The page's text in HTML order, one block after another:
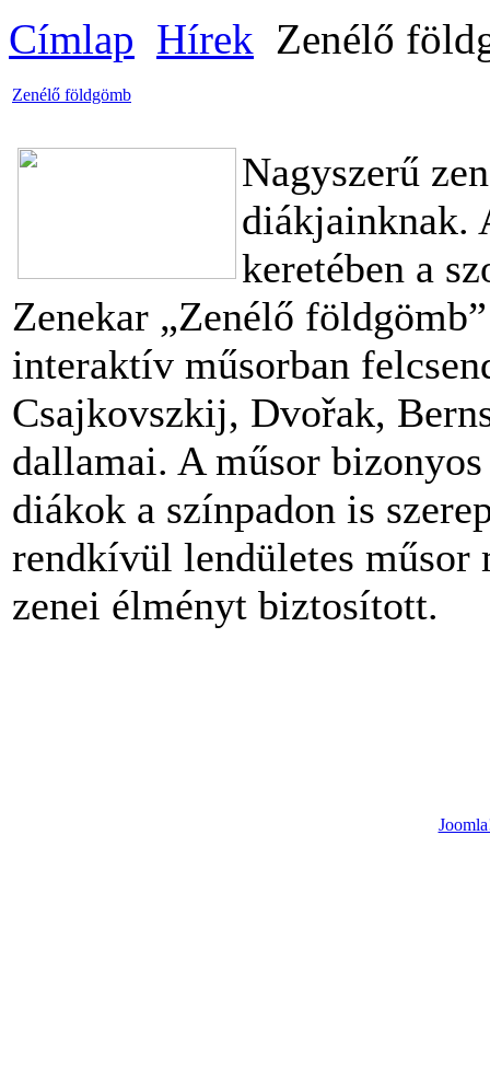
Címlap Hírek Zenélő
Zenélő földgömb
Nagyszerű
diákjainknak.
keretében a
Zenekar „Zenélő
interaktív műsorban
Csajkovszkij, Dvořak,
dallamai. A műsor
diákok a színpadon is
rendkívül lendületes műsor
zenei élményt biztosított.